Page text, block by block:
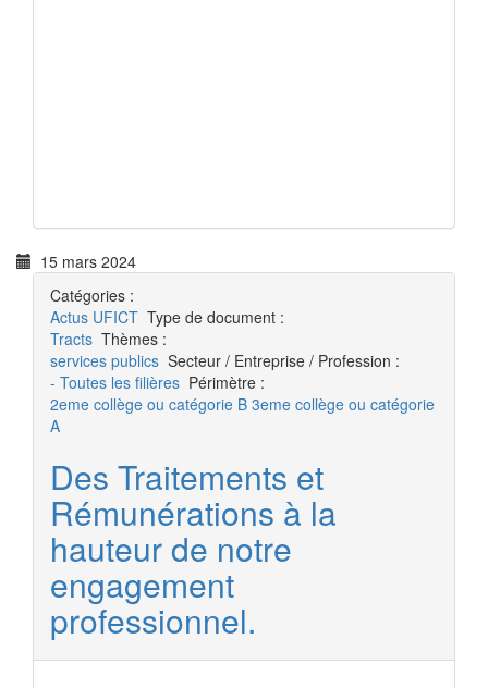
15 mars 2024
Catégories :
Actus UFICT Type de document :
Tracts Thèmes :
services publics Secteur / Entreprise / Profession :
- Toutes les filières Périmètre :
2eme collège ou catégorie B 3eme collège ou catégorie
A
Des Traitements et
Rémunérations à la
hauteur de notre
engagement
professionnel.